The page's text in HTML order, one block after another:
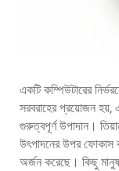
একটি কম্পিউটারের
সরবরাহের প্রয়োজন হয়,
গুরুত্বপূর্ণ উপাদান।
উৎপাদনের উপর ফোকাস
অর্জন করেছে। কিছু মানুষ